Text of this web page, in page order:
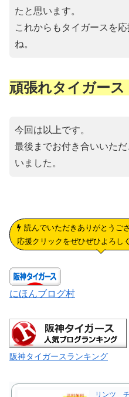
たと思います。
これからもタイガースを
ね。
頑張れタイガース
今回は以上です。
最後までお付き合いいた
いました。
読んでいただきありがとうご
応援クリックをぜひぜひよろし
にほんブログ村
阪神タイガースランキング
リンツ